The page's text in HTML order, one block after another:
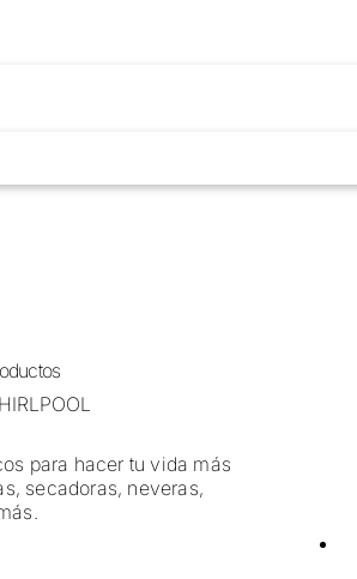
para hacer tu vida más
secadoras, neveras,